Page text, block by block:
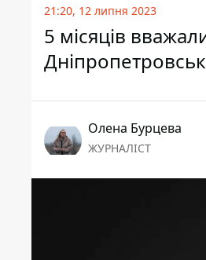
21:20, 12 липня 2023
5 місяців
Олена Бурцева
ЖУРНАЛІСТ